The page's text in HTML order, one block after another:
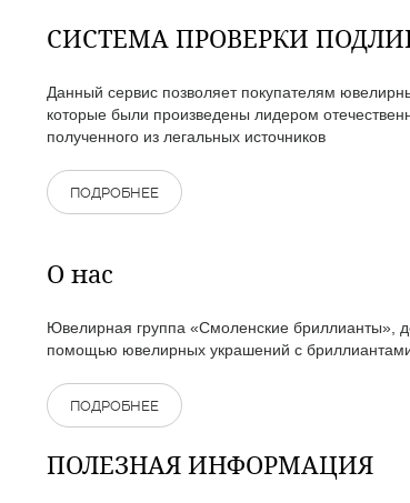
СИСТЕМА ПРОВЕРКИ
Данный сервис позволяет покупателям
которые были произведены лидером
полученного из легальных источников
ПОДРОБНЕЕ
О нас
Ювелирная группа «Смоленские бриллианты»,
помощью ювелирных украшений с
ПОДРОБНЕЕ
ПОЛЕЗНАЯ ИНФОРМАЦИЯ